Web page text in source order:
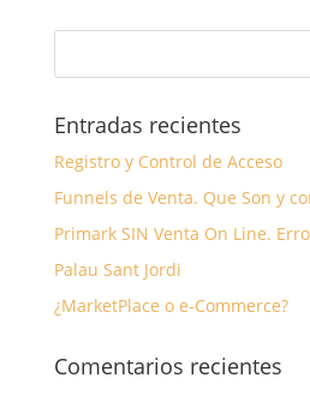
Entradas recientes
Registro y Control de Acceso
Funnels de Venta. Que Son y
Primark SIN Venta On Line.
Palau Sant Jordi
¿MarketPlace o e-Commerce?
Comentarios recientes